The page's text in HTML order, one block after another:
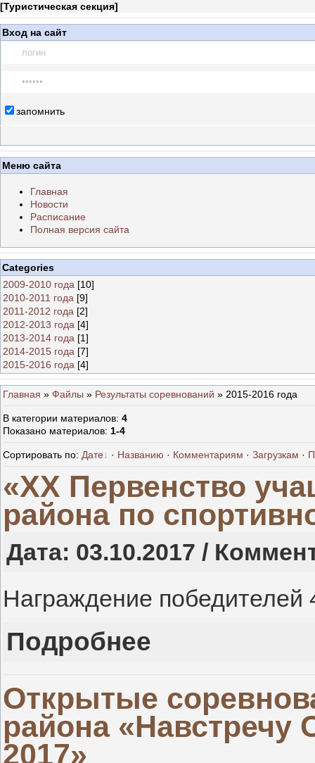
[Туристическая секция]
Вход на сайт
запомнить
Меню сайта
Главная
Новости
Расписание
Полная версия сайта
Categories
2009-2010 года [10]
2010-2011 года [9]
2011-2012 года [2]
2012-2013 года [4]
2013-2014 года [1]
2014-2015 года [7]
2015-2016 года [4]
Главная » Файлы » Результаты соревнований » 2015-2016 года
В категории материалов: 4
Показано материалов: 1-4
Сортировать по: Дате · Названию · Комментариям · Загрузкам ·
«ХX Первенство
района по
Дата: 03.10.2017 /
Награждение победителей
Подробнее
Открытые
района
2017»